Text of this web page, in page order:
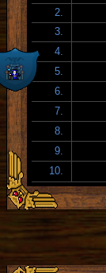
2.
3.
4.
5.
6.
7.
8.
9.
10.